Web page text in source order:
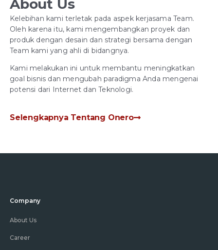
About Us
Kelebihan kami terletak pada aspek kerjasama Team.
Oleh karena itu, kami mengembangkan proyek dan
produk dengan desain dan strategi bersama dengan
Team kami yang ahli di bidangnya.
Kami melakukan ini untuk membantu meningkatkan
goal bisnis dan mengubah paradigma Anda mengenai
potensi dari Internet dan Teknologi.
Selengkapnya Tentang Onero
Company
About Us
Career